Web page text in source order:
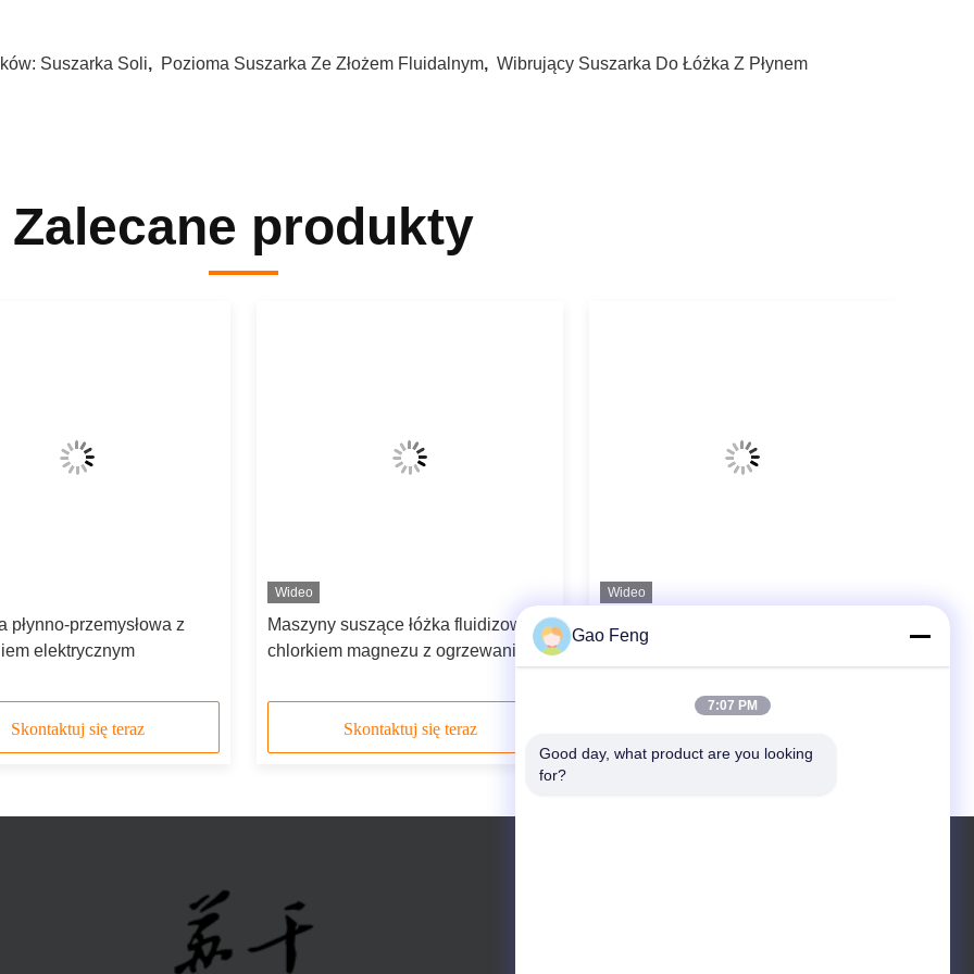
Suszarka Soli, Pozioma Suszarka Ze Złożem Fluidalnym, Wibrujący Suszarka Do Łóżka Z Płynem
Zalecane produkty
płynno-przemysłowa z
elektrycznym
Skontaktuj się teraz
Wideo
Maszyny suszące łóżka fluidizowane
chlorkiem magnezu z ogrzewaniem
Skontaktuj się teraz
Wideo
Wyróżniające się odmianami:
Gao Feng
7:07 PM
Good day, what product are you looking
for?